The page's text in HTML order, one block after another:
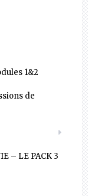
1&2
de
– LE PACK 3